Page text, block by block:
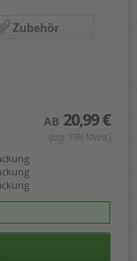
Zubehör
AB 20,99 €
(zzgl. 19% Mwst.)